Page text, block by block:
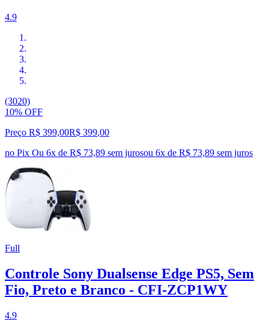
4.9
(3020)
10% OFF
Preço R$ 399,00R$ 399,00
no Pix Ou 6x de R$ 73,89 sem jurosou 6x de R$ 73,89 sem juros
Full
Controle Sony Dualsense Edge PS5, Sem
Fio, Preto e Branco - CFI-ZCP1WY
4.9